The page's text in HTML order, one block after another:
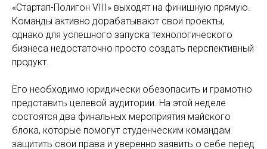
«Стартап-Полигон VIII» выходят на финишную прямую.
Команды активно дорабатывают свои проекты,
однако для успешного запуска технологического
бизнеса недостаточно просто создать перспективный
продукт.
Его необходимо юридически обезопасить и грамотно
представить целевой аудитории. На этой неделе
состоятся два финальных мероприятия майского
блока, которые помогут студенческим командам
защитить свои права и уверенно заявить о себе перед